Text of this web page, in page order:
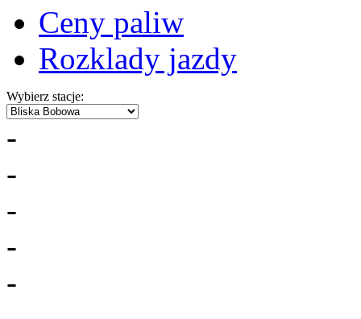
Ceny paliw
Rozklady jazdy
Wybierz stacje:
-
-
-
-
-